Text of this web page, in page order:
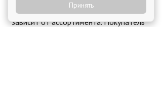
Косметический ритейл напрямую
зависит от ассортимента. Покупатель
Принять